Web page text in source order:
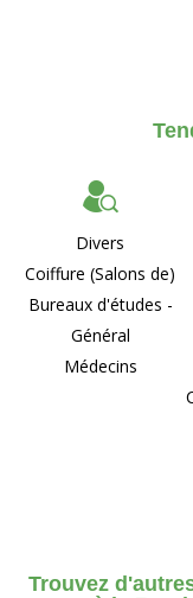
Divers
Coiffure (Salons de)
Bureaux d'études -
Général
Médecins
Trouvez